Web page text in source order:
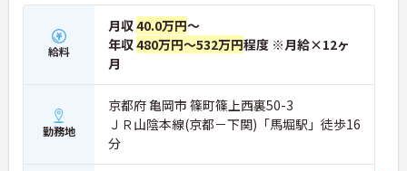
常時2～4名のスタッフで支援、国基準を上回る人員
配置や夜間複数名体制が敷かれているため、業務に
追われることなくご利用者様のペースに合わせたサ
ポートが可能です。施設も専用設計で働きやすく、
ご自身の理想とする福祉を実践できる環境が整って
給料
月収40.0万円～
年収480万円～532万円程度 ※月給×12ヶ
月
勤務地
京都府 亀岡市 篠町篠上西裏50-3
ＪＲ山陰本線(京都－下関)「馬堀駅」徒歩16
分